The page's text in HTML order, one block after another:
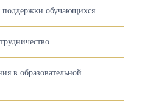
обучающихся
в образовательной